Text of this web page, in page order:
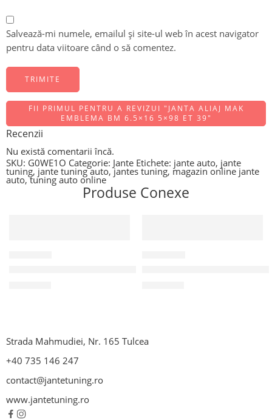
Salvează-mi numele, emailul și site-ul web în acest navigator
pentru data viitoare când o să comentez.
FII PRIMUL PENTRU A REVIZUI "JANTA ALIAJ MAK
EMBLEMA BM 6.5×16 5×98 ET 39"
Recenzii
Nu există comentarii încă.
SKU: G0WE1O Categorie: Jante Etichete: jante auto, jante
tuning, jante tuning auto,jantes tuning, magazin online jante
auto,tuning auto online
Produse Conexe
Strada Mahmudiei, Nr. 165 Tulcea
+40 735 146 247
contact@jantetuning.ro
www.jantetuning.ro